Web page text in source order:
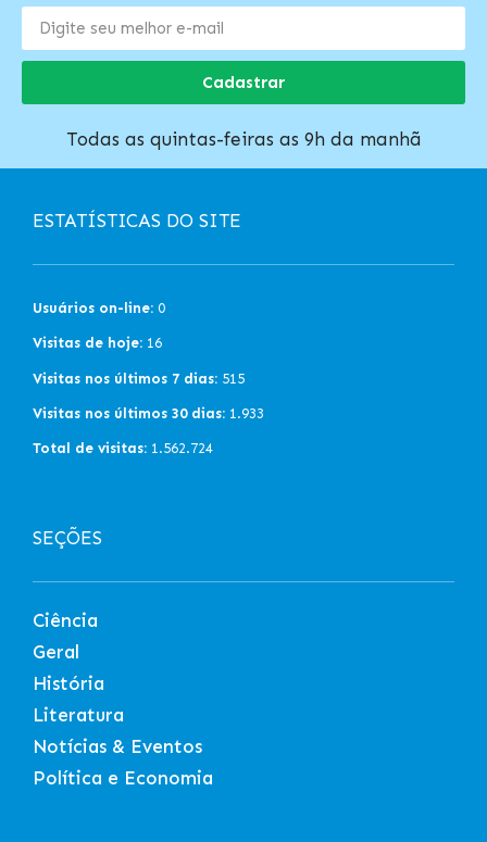
Cadastrar
Todas as quintas-feiras as 9h da manhã
ESTATÍSTICAS DO SITE
Usuários on-line: 0
Visitas de hoje: 16
Visitas nos últimos 7 dias: 515
Visitas nos últimos 30 dias: 1.933
Total de visitas: 1.562.724
SEÇÕES
Ciência
Geral
História
Literatura
Notícias & Eventos
Política e Economia